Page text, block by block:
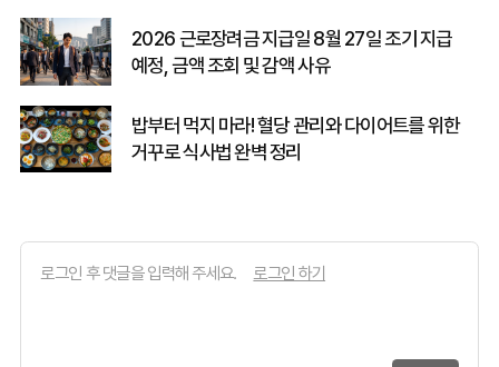
2026 근로장려금 지급일 8월 27일 조기 지급
예정, 금액 조회 및 감액 사유
밥부터 먹지 마라! 혈당 관리와 다이어트를 위한
거꾸로 식사법 완벽 정리
로그인 하기